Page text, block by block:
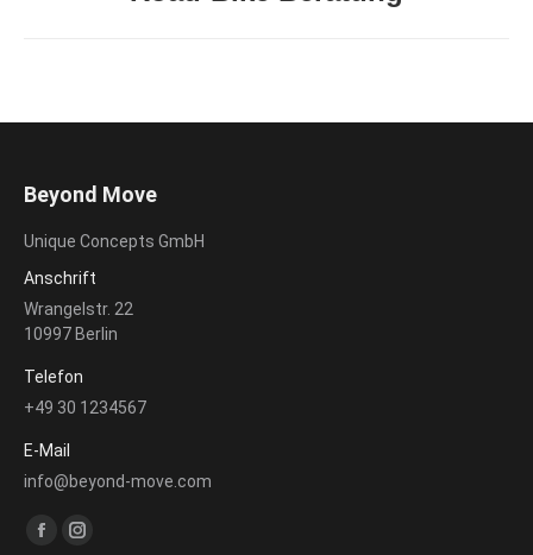
Beyond Move
Unique Concepts GmbH
Anschrift
Wrangelstr. 22
10997 Berlin
Telefon
+49 30 1234567
E-Mail
info@beyond-move.com
Finden Sie uns auf:
FacebookInstagram